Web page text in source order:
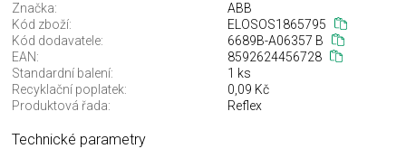
Značka:
ABB
Kód zboží:
ELOSOS1865795
Kód dodavatele:
6689B-A06357 B
EAN:
8592624456728
Standardní balení:
1 ks
Recyklační poplatek:
0,09 Kč
Produktová řada:
Reflex
Technické parametry